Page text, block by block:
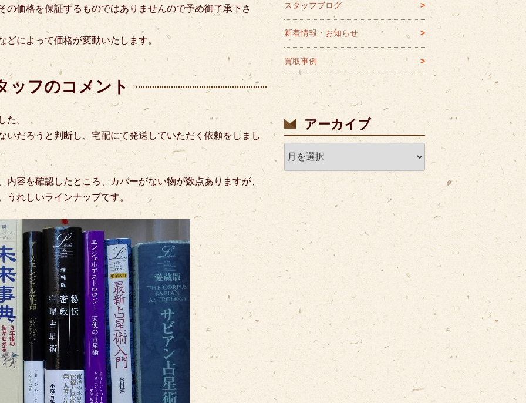
価格を保証するものではありませんので予め御了承下さ
によって価格が変動いたします。
ッフのコメント
た。
いだろうと判断し、宅配にて発送していただく依頼をしまし
容を確認したところ、カバーがない物が数点ありますが、
れしいラインナップです。
スタッフブログ
新着情報・お知らせ
買取事例
アーカイブ
ー
カ
イ
ブ